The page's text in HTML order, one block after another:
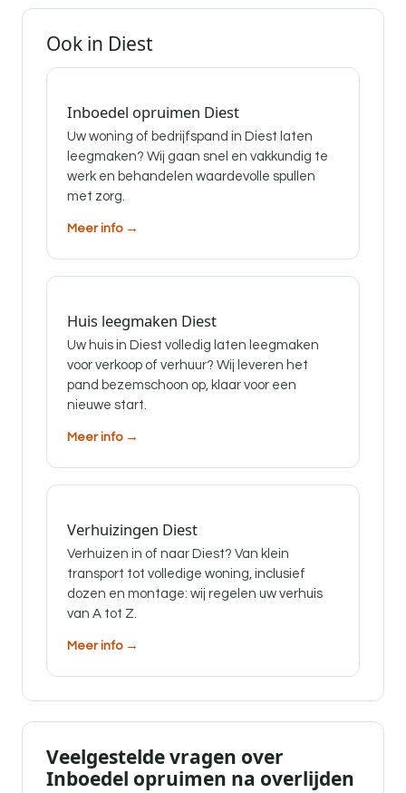
Ook in Diest
Inboedel opruimen Diest
Uw woning of bedrijfspand in Diest laten
leegmaken? Wij gaan snel en vakkundig te
werk en behandelen waardevolle spullen
met zorg.
Meer info →
Huis leegmaken Diest
Uw huis in Diest volledig laten leegmaken
voor verkoop of verhuur? Wij leveren het
pand bezemschoon op, klaar voor een
nieuwe start.
Meer info →
Verhuizingen Diest
Verhuizen in of naar Diest? Van klein
transport tot volledige woning, inclusief
dozen en montage: wij regelen uw verhuis
van A tot Z.
Meer info →
Veelgestelde vragen over
Inboedel opruimen na overlijden